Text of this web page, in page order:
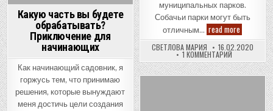
муниципальных парков.
Собачьи парки могут быть
отличным… read more
Парк
на
подъеме
СВЕТЛОВА МАРИЯ 16.02.2020
1 КОММЕНТАРИЙК
ЗАПИСИ
СОБАКА
ПАРК
ТЕНДЕНЦИИ
Какую часть вы будете
обрабатывать?
Приключение для
начинающих
Как начинающий садовник, я
горжусь тем, что принимаю
решения, которые вынуждают
меня достичь цели создания